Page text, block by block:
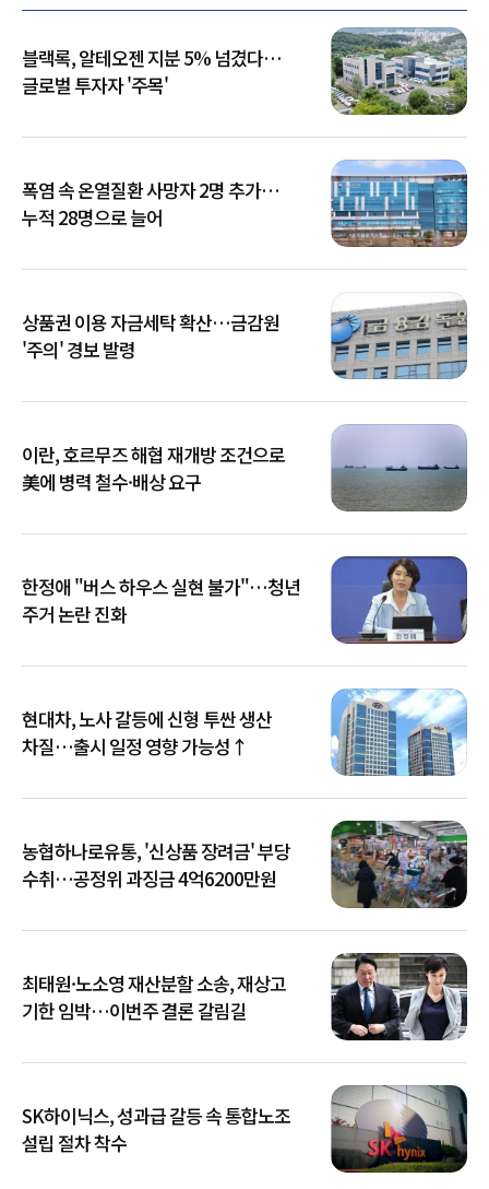
블랙록, 알테오젠 지분 5% 넘겼다…
글로벌 투자자 '주목'
폭염 속 온열질환 사망자 2명 추가…
누적 28명으로 늘어
상품권 이용 자금세탁 확산…금감원
'주의' 경보 발령
이란, 호르무즈 해협 재개방 조건으로
美에 병력 철수·배상 요구
한정애 "버스 하우스 실현 불가"…청년
주거 논란 진화
현대차, 노사 갈등에 신형 투싼 생산
차질…출시 일정 영향 가능성↑
농협하나로유통, '신상품 장려금' 부당
수취…공정위 과징금 4억6200만원
최태원·노소영 재산분할 소송, 재상고
기한 임박…이번주 결론 갈림길
SK하이닉스, 성과급 갈등 속 통합노조
설립 절차 착수